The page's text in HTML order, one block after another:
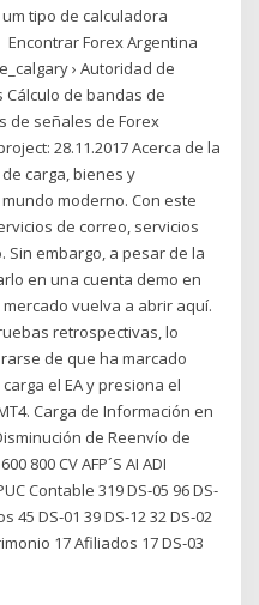
tipo de calculadora
Forex Argentina
› Autoridad de
de bandas de
de señales de Forex
28.11.2017 Acerca de la
carga, bienes y
moderno. Con este
de correo, servicios
Sin embargo, a pesar de la
en una cuenta demo en
vuelva a abrir aquí.
retrospectivas, lo
de que ha marcado
el EA y presiona el
Carga de Información en
de Reenvío de
800 CV AFP´S AI ADI
Contable 319 DS‐05 96 DS‐
DS‐01 39 DS‐12 32 DS‐02
17 Afiliados 17 DS‐03